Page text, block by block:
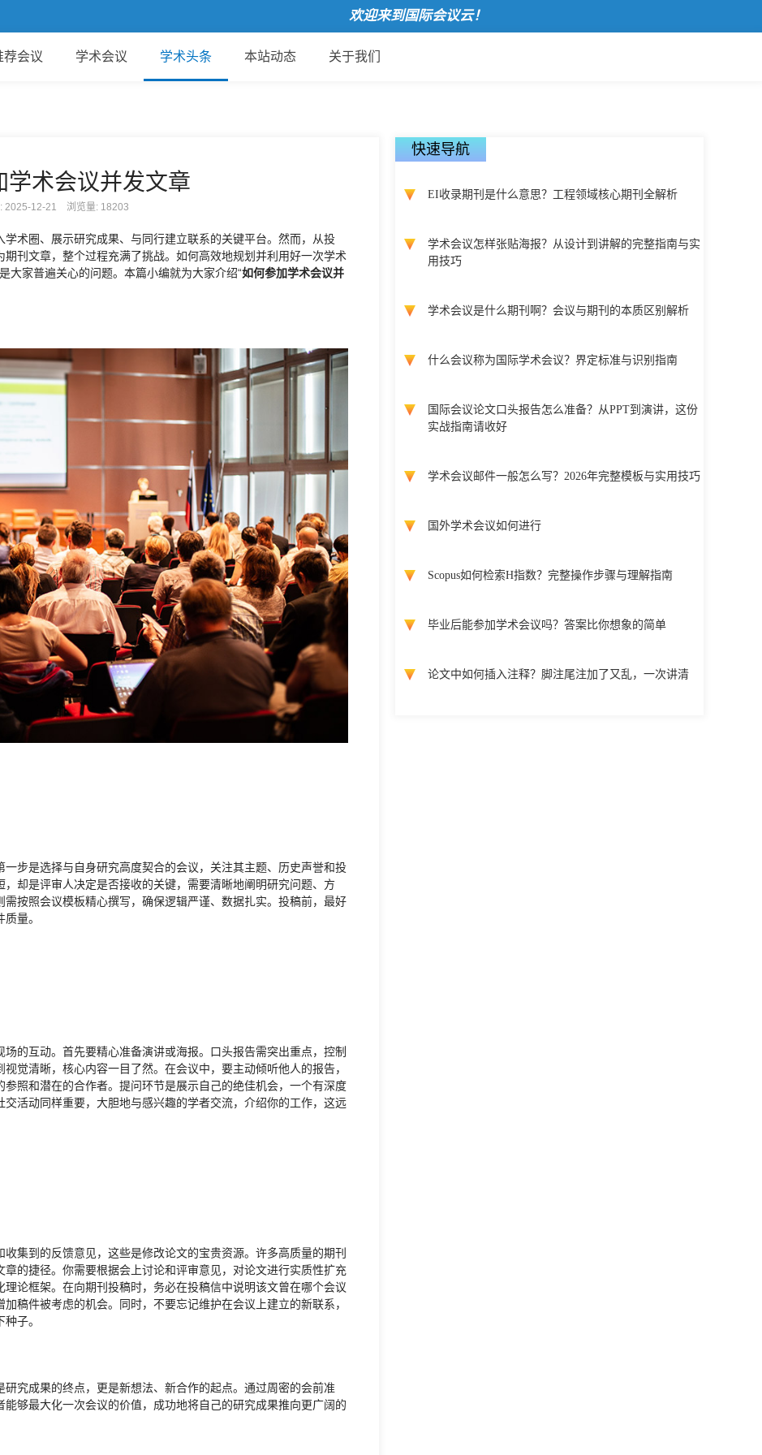
欢迎来到国际会议云！
荐会议 学术会议 学术头条 本站动态 关于我们
学术会议并发文章
: 2025-12-21 浏览量: 18203
术圈、展示研究成果、与同行建立联系的关键平台。然而，从投
刊文章，整个过程充满了挑战。如何高效地规划并利用好一次学术
大家普遍关心的问题。本篇小编就为大家介绍“如何参加学术会议并
步是选择与自身研究高度契合的会议，关注其主题、历史声誉和投
却是评审人决定是否接收的关键，需要清晰地阐明研究问题、方
按照会议模板精心撰写，确保逻辑严谨、数据扎实。投稿前，最好
量。
的互动。首先要精心准备演讲或海报。口头报告需突出重点，控制
觉清晰，核心内容一目了然。在会议中，要主动倾听他人的报告，
照和潜在的合作者。提问环节是展示自己的绝佳机会，一个有深度
活动同样重要，大胆地与感兴趣的学者交流，介绍你的工作，这远
集到的反馈意见，这些是修改论文的宝贵资源。许多高质量的期刊
的捷径。你需要根据会上讨论和评审意见，对论文进行实质性扩充
论框架。在向期刊投稿时，务必在投稿信中说明该文曾在哪个会议
稿件被考虑的机会。同时，不要忘记维护在会议上建立的新联系，
子。
究成果的终点，更是新想法、新合作的起点。通过周密的会前准
够最大化一次会议的价值，成功地将自己的研究成果推向更广阔的
快速导航
EI收录期刊是什么意思？工程领域核心期刊全解析
学术会议怎样张贴海报？从设计到讲解的完整指南与实
用技巧
学术会议是什么期刊啊？会议与期刊的本质区别解析
什么会议称为国际学术会议？界定标准与识别指南
国际会议论文口头报告怎么准备？从PPT到演讲，这份
实战指南请收好
学术会议邮件一般怎么写？2026年完整模板与实用技巧
国外学术会议如何进行
Scopus如何检索H指数？完整操作步骤与理解指南
毕业后能参加学术会议吗？答案比你想象的简单
论文中如何插入注释？脚注尾注加了又乱，一次讲清